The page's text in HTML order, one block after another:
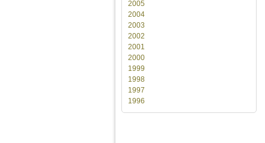
2005
2004
2003
2002
2001
2000
1999
1998
1997
1996